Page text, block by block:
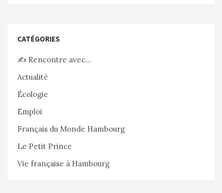
CATÉGORIES
✍️ Rencontre avec…
Actualité
Écologie
Emploi
Français du Monde Hambourg
Le Petit Prince
Vie française à Hambourg